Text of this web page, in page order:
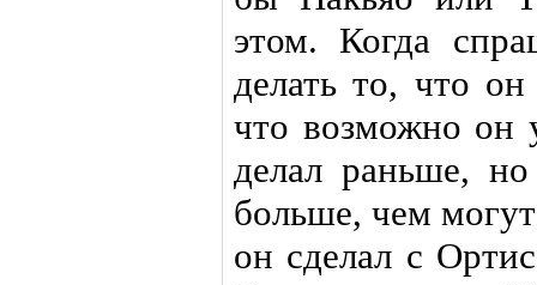
этом. Когда
делать то, что
что возможно он
делал раньше,
больше, чем
он сделал с